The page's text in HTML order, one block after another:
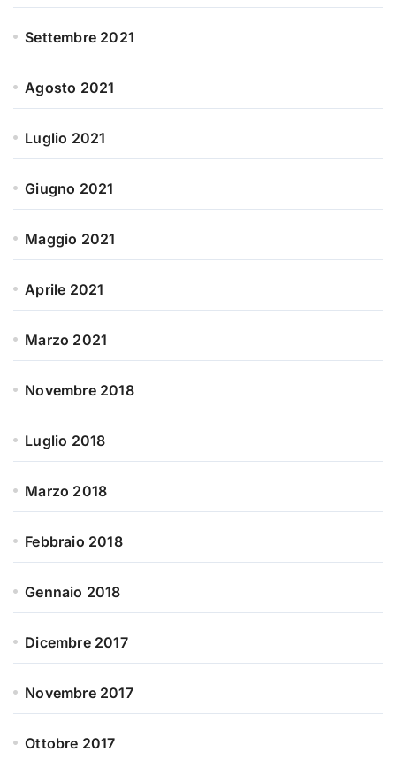
Settembre 2021
Agosto 2021
Luglio 2021
Giugno 2021
Maggio 2021
Aprile 2021
Marzo 2021
Novembre 2018
Luglio 2018
Marzo 2018
Febbraio 2018
Gennaio 2018
Dicembre 2017
Novembre 2017
Ottobre 2017